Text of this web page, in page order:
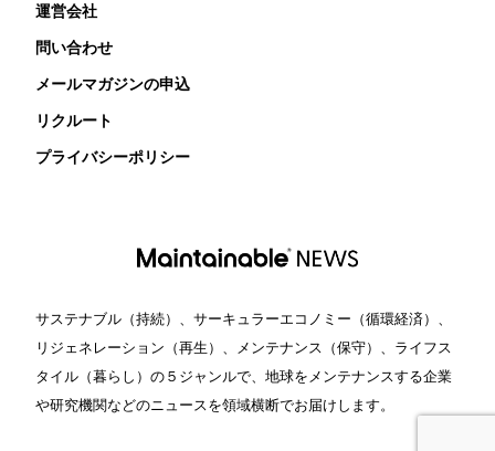
運営会社
問い合わせ
メールマガジンの申込
リクルート
プライバシーポリシー
サステナブル（持続）、サーキュラーエコノミー（循環経済）、
リジェネレーション（再生）、メンテナンス（保守）、ライフス
タイル（暮らし）の５ジャンルで、地球をメンテナンスする企業
や研究機関などのニュースを領域横断でお届けします。